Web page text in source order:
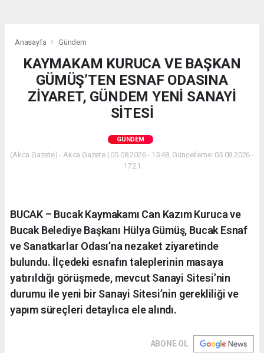
Anasayfa Gündem
KAYMAKAM KURUCA VE BAŞKAN
GÜMÜŞ’TEN ESNAF ODASINA
ZİYARET, GÜNDEM YENİ SANAYİ
SİTESİ
GÜNDEM
(Akca Gazete) - Akca Gazete | 05.08.2026 - 15:48, Güncelleme: 05.08.2026 -
17:21
BUCAK – Bucak Kaymakamı Can Kazım Kuruca ve
Bucak Belediye Başkanı Hülya Gümüş, Bucak Esnaf
ve Sanatkarlar Odası’na nezaket ziyaretinde
bulundu. İlçedeki esnafın taleplerinin masaya
yatırıldığı görüşmede, mevcut Sanayi Sitesi’nin
durumu ile yeni bir Sanayi Sitesi’nin gerekliliği ve
yapım süreçleri detaylıca ele alındı.
ABONE OL